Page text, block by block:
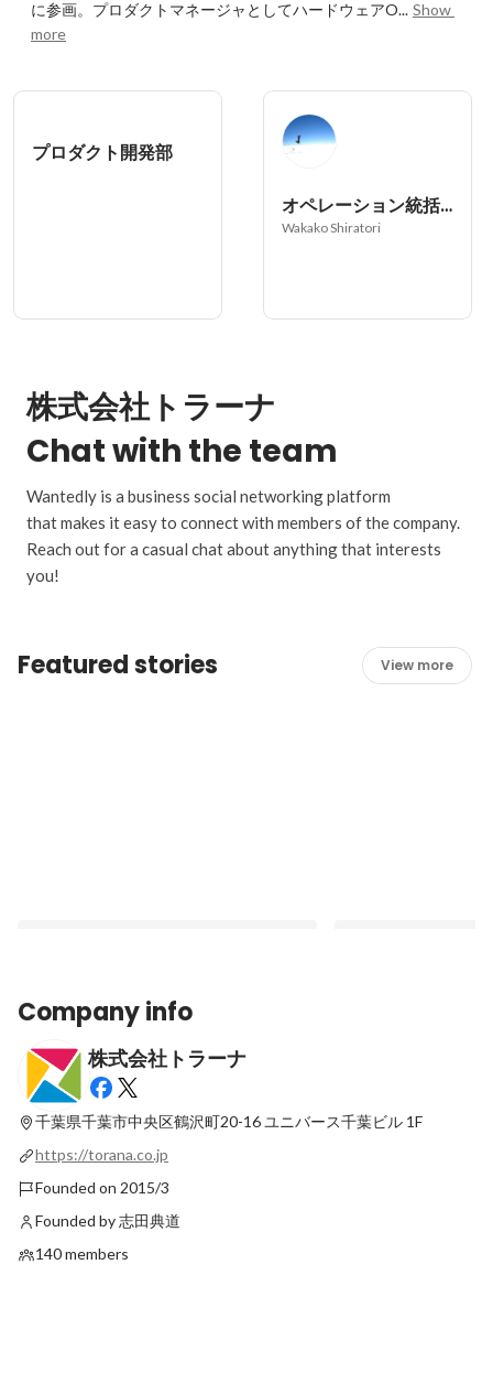
に参画。プロダクトマネージャとしてハードウェアO... Show
more
プロダクト開発部
オペレーション統括本部
Wakako Shiratori
株式会社トラーナ
Chat with the team
Wantedly is a business social networking platform
that makes it easy to connect with members of the company.
Reach out for a casual chat about anything that interests
you!
Featured stories View more
トイサブ！ｘ慶應義塾大学との「知育玩具
と子どもの成長に関する共同研究」結果報
告 Latest
賞Latest
Company info
株式会社トラーナ
千葉県千葉市中央区鶴沢町20-16 ユニバース千葉ビル 1F
https://torana.co.jp
Founded on 2015/3
Founded by 志田典道
140 members